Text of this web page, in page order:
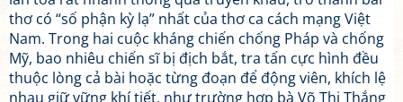
thơ có “số phận kỳ lạ” nhất của thơ ca cách mạng Việt
Nam. Trong hai cuộc kháng chiến chống Pháp và chống
Mỹ, bao nhiêu chiến sĩ bị địch bắt, tra tấn cực hình đều
thuộc lòng cả bài hoặc từng đoạn để động viên, khích lệ
nhau giữ vững khí tiết, như trường hợp bà Võ Thị Thắng